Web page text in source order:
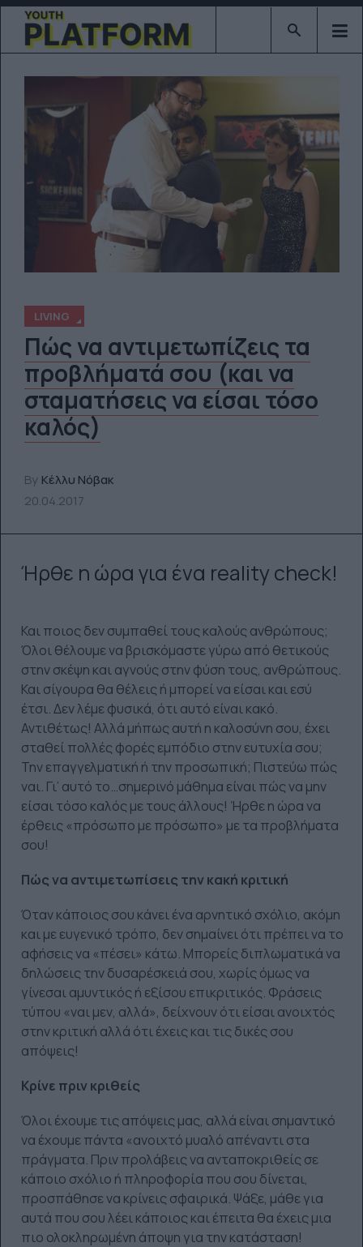
Type 2 or
LIVING
Πώς να αντιμετωπίζεις τα
προβλήματά σου (και να
σταματήσεις να είσαι τόσο
καλός)
By Κέλλυ Νόβακ
20.04.2017
Ήρθε η ώρα για ένα reality check!
Και ποιος δεν συμπαθεί τους καλούς ανθρώπους;
Όλοι θέλουμε να βρισκόμαστε γύρω από θετικούς
στην σκέψη και αγνούς στην φύση τους, ανθρώπους.
Και σίγουρα θα θέλεις ή μπορεί να είσαι και εσύ
έτσι. Δεν λέμε φυσικά, ότι αυτό είναι κακό.
Αντιθέτως! Αλλά μήπως αυτή η καλοσύνη σου, έχει
σταθεί πολλές φορές εμπόδιο στην ευτυχία σου;
Την επαγγελματική ή την προσωπική; Πιστεύω πώς
ναι. Γι’ αυτό το…σημερινό μάθημα είναι πώς να μην
είσαι τόσο καλός με τους άλλους! Ήρθε η ώρα να
έρθεις «πρόσωπο με πρόσωπο» με τα προβλήματα
σου!
Πώς να αντιμετωπίσεις την κακή κριτική
Όταν κάποιος σου κάνει ένα αρνητικό σχόλιο, ακόμη
και με ευγενικό τρόπο, δεν σημαίνει ότι πρέπει να το
αφήσεις να «πέσει» κάτω. Μπορείς διπλωματικά να
δηλώσεις την δυσαρέσκειά σου, χωρίς όμως να
γίνεσαι αμυντικός ή εξίσου επικριτικός. Φράσεις
τύπου «ναι μεν, αλλά», δείχνουν ότι είσαι ανοιχτός
στην κριτική αλλά ότι έχεις και τις δικές σου
απόψεις!
Κρίνε πριν κριθείς
Όλοι έχουμε τις απόψεις μας, αλλά είναι σημαντικό
να έχουμε πάντα «ανοιχτό μυαλό απέναντι στα
πράγματα. Πριν προλάβεις να ανταποκριθείς σε
κάποιο σχόλιο ή πληροφορία που σου δίνεται,
προσπάθησε να κρίνεις σφαιρικά. Ψάξε, μάθε για
αυτά που σου λέει κάποιος και έπειτα θα έχεις μια
πιο ολοκληρωμένη άποψη για την κατάσταση!